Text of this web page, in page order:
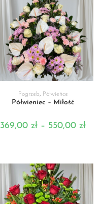
WYBIERZ OPCJE
Pogrzeb, Półwieńce
Półwieniec – Miłość
369,00zł – 550,00zł